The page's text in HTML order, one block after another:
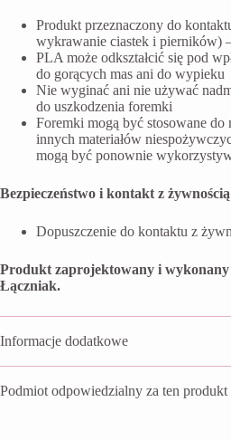
Produkt przeznaczony do
wykrawanie ciastek i pierników)
PLA może odkształcić się pod
do gorących mas ani do wypieku
Nie wyginać ani nie używać
do uszkodzenia foremki
Foremki mogą być stosowane
innych materiałów
mogą być ponownie
Bezpieczeństwo i kontakt z
Dopuszczenie do kontaktu z
Produkt zaprojektowany i wykonany
Łączniak.
Informacje dodatkowe
Podmiot odpowiedzialny za ten produkt